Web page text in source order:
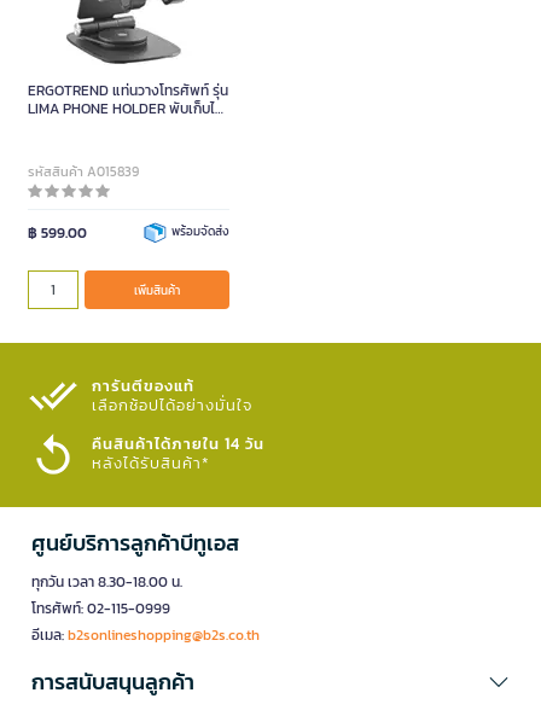
ERGOTREND แท่นวางโทรศัพท์ รุ่น
LIMA PHONE HOLDER พับเก็บได้
รหัสสินค้า A015839
฿ 599.00 พร้อมจัดส่ง
เพิ่มสินค้า
การันตีของแท้
เลือกช้อปได้อย่างมั่นใจ​
คืนสินค้าได้ภายใน 14 วัน
หลังได้รับสินค้า*
ศูนย์บริการลูกค้าบีทูเอส
ทุกวัน เวลา 8.30-18.00 น.
โทรศัพท์: 02-115-0999
อีเมล:b2sonlineshopping@b2s.co.th
การสนับสนุนลูกค้า